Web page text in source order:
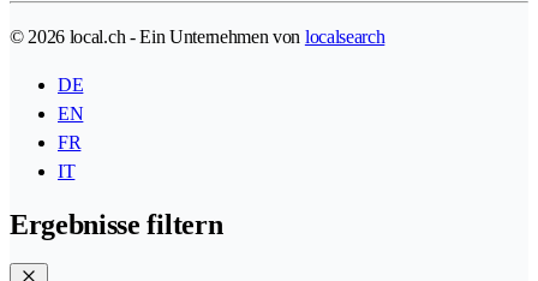
© 2026 local.ch - Ein Unternehmen von localsearch
DE
EN
FR
IT
Ergebnisse filtern